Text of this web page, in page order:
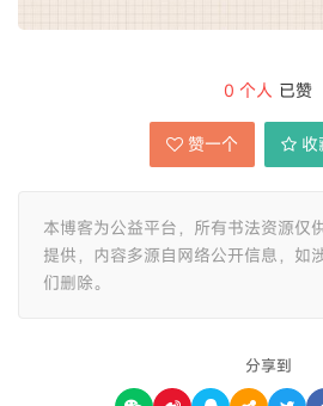
0 个人 已赞
赞一个 收
本博客为公益平台，所有书法资源仅
提供，内容多源自网络公开信息，如
们删除。
分享到